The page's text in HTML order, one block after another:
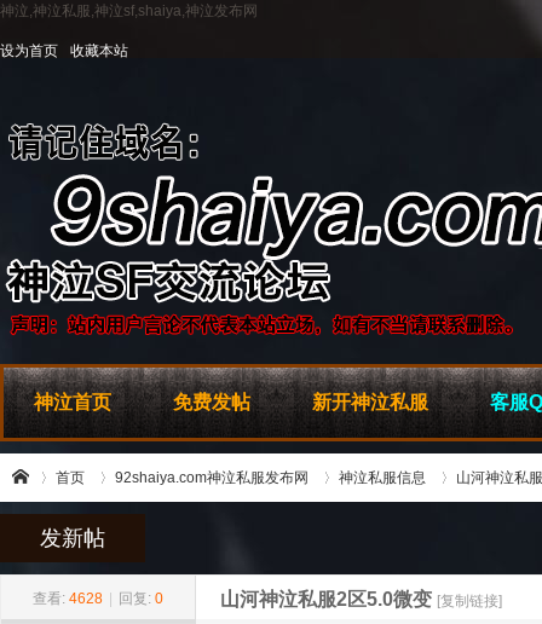
神泣,神泣私服,神泣sf,shaiya,神泣发布网
设为首页 收藏本站
神泣首页 免费发帖 新开神泣私服 客服
首页 92shaiya.com神泣私服发布网 神泣私服信息 山河神泣私
发新帖
查看: 4628 回复: 0 山河神泣私服2区5.0微变 [复制链接]